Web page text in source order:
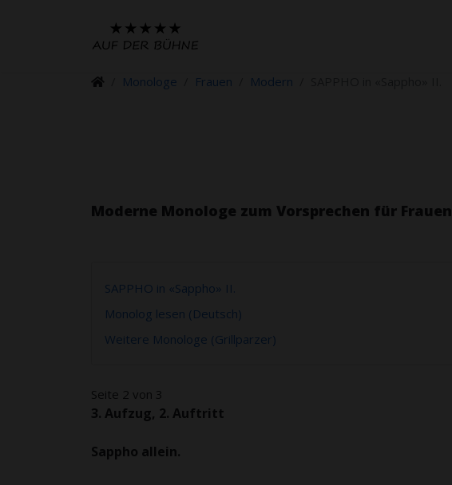
Monologe Frauen Modern
Moderne Monologe zum Vorsprechen für Frauen
SAPPHO in «Sappho» II.
Monolog lesen (Deutsch)
Weitere Monologe (Grillparzer)
Seite 2 von 3
3. Aufzug, 2. Auftritt
Sappho allein.